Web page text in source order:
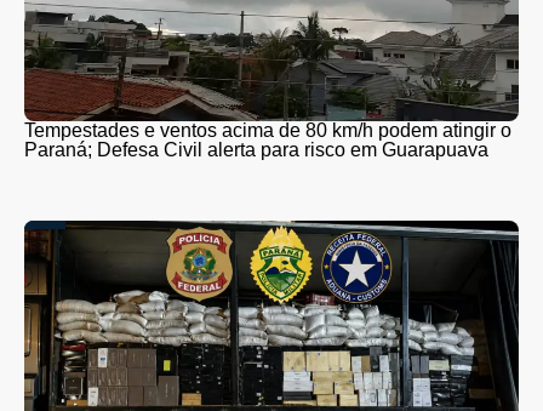
Tempestades e ventos acima de 80 km/h podem atingir o
Paraná; Defesa Civil alerta para risco em Guarapuava